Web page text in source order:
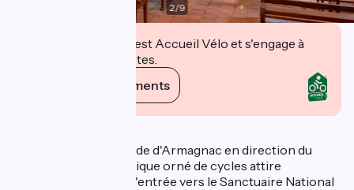
2/9
Cet établissement est Accueil Vélo et s'engage à
accueillir des cyclistes.
Voir ses engagements
En sortant de Labastide d'Armagnac en direction du
Gers, un curieux portique orné de cycles attire
l'attention. Il marque l'entrée vers le Sanctuaire National